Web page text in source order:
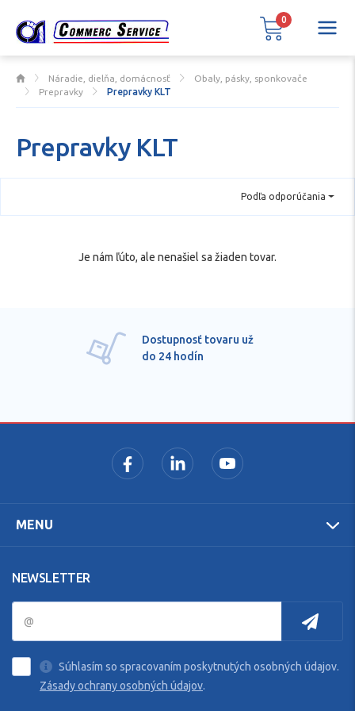
Náradie, dielňa, domácnosť
Obaly, pásky, sponkovače
Prepravky
Prepravky KLT
Prepravky KLT
Podľa odporúčania
Je nám ľúto, ale nenašiel sa žiaden tovar.
Dostupnosť tovaru už
do 24 hodín
MENU
NEWSLETTER
Súhlasím so spracovaním poskytnutých osobných údajov.
Zásady ochrany osobných údajov.
0